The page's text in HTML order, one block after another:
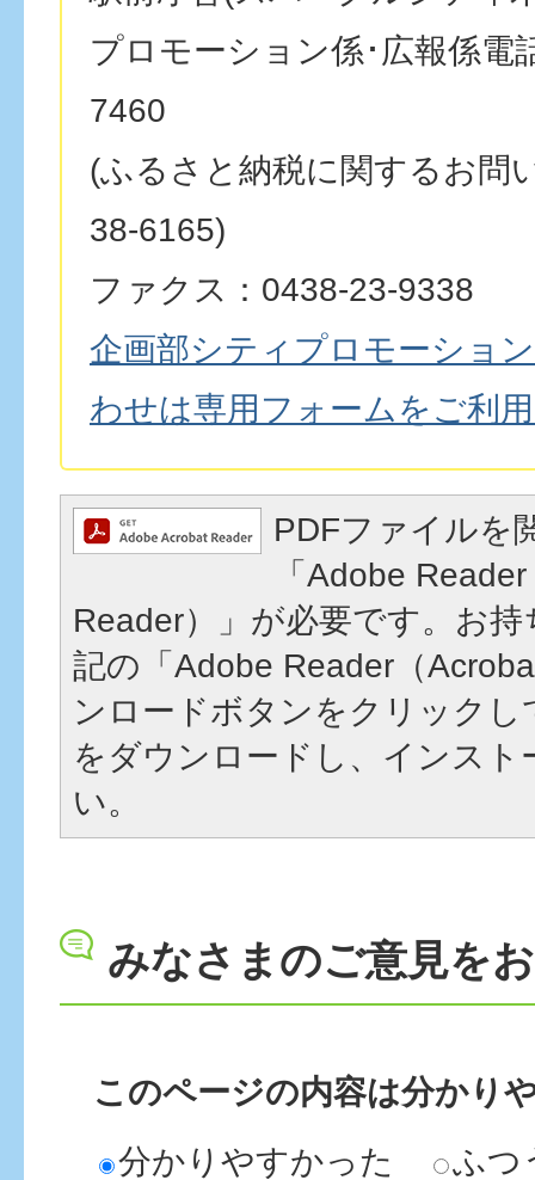
プロモーション係･広報係電
7460
(ふるさと納税に関するお問
38-6165)
ファクス：0438-23-9338
企画部シティプロモーショ
わせは専用フォームをご利
PDFファイルを
「Adobe
Reader）」が必要です。お
記の「Adobe Reader（
ンロードボタンをクリック
をダウンロードし、インスト
い。
みなさまのご意見を
このページの内容は分かり
分かりやすかった
ふつ